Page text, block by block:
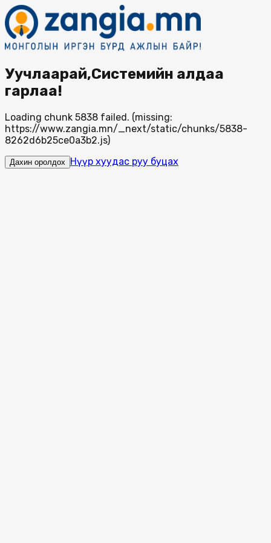
Уучлаарай,Системийн алдаа
гарлаа!
Loading chunk 5838 failed. (missing:
https://www.zangia.mn/_next/static/chunks/5838-
8262d6b25ce0a3b2.js)
Дахин оролдох Нүүр хуудас руу буцах